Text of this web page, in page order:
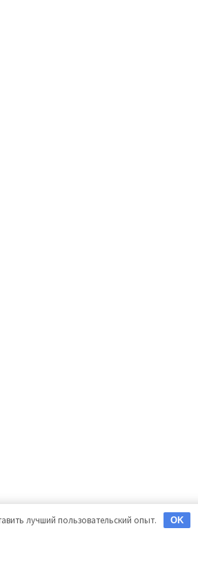
лучший пользовательский опыт. OK